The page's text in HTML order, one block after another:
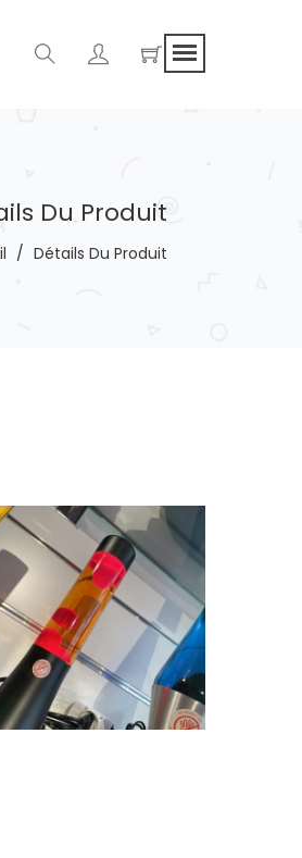
Du Produit
/ Détails Du Produit